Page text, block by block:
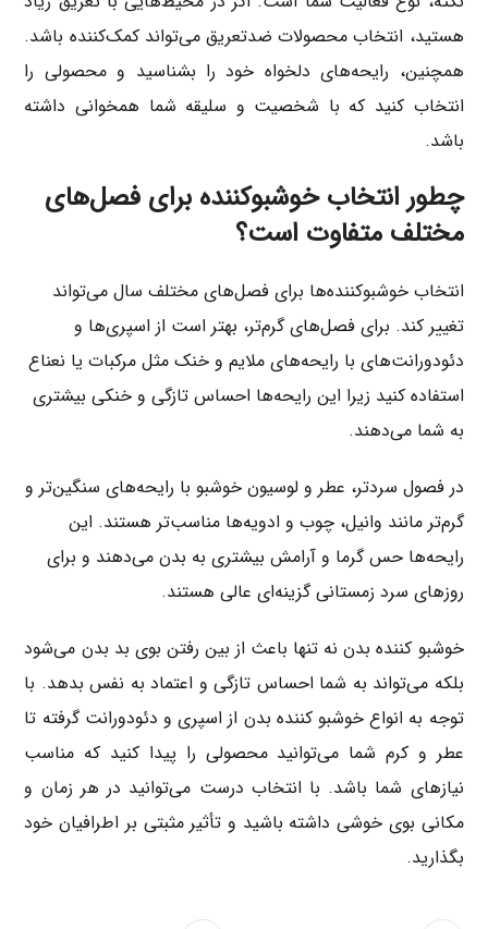
هستید، انتخاب محصولات ضدتعریق می‌تواند کمک‌کننده باشد.
همچنین، رایحه‌های دلخواه خود را بشناسید و محصولی را
انتخاب کنید که با شخصیت و سلیقه شما همخوانی داشته
باشد.
چطور انتخاب خوشبوکننده برای فصل‌های
مختلف متفاوت است؟
انتخاب خوشبوکننده‌ها برای فصل‌های مختلف سال می‌تواند
تغییر کند. برای فصل‌های گرم‌تر، بهتر است از اسپری‌ها و
دئودورانت‌های با رایحه‌های ملایم و خنک مثل مرکبات یا نعناع
استفاده کنید زیرا این رایحه‌ها احساس تازگی و خنکی بیشتری
به شما می‌دهند.
در فصول سردتر، عطر و لوسیون خوشبو با رایحه‌های سنگین‌تر و
گرم‌تر مانند وانیل، چوب و ادویه‌ها مناسب‌تر هستند. این
رایحه‌ها حس گرما و آرامش بیشتری به بدن می‌دهند و برای
روزهای سرد زمستانی گزینه‌ای عالی هستند.
خوشبو کننده بدن نه تنها باعث از بین رفتن بوی بد بدن می‌شود
بلکه می‌تواند به شما احساس تازگی و اعتماد به نفس بدهد. با
توجه به انواع خوشبو کننده بدن از اسپری و دئودورانت گرفته تا
عطر و کرم شما می‌توانید محصولی را پیدا کنید که مناسب
نیازهای شما باشد. با انتخاب درست می‌توانید در هر زمان و
مکانی بوی خوشی داشته باشید و تأثیر مثبتی بر اطرافیان خود
بگذارید.